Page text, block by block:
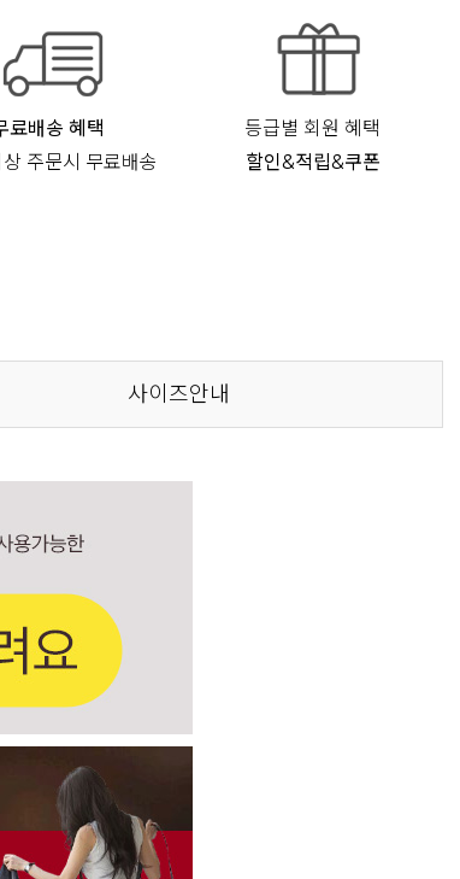
료배송 혜택
주문시 무료배송
등급별 회원 혜택
할인&적립&쿠폰
사이즈안내